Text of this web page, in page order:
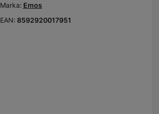
Marka: Emos
EAN: 8592920017951